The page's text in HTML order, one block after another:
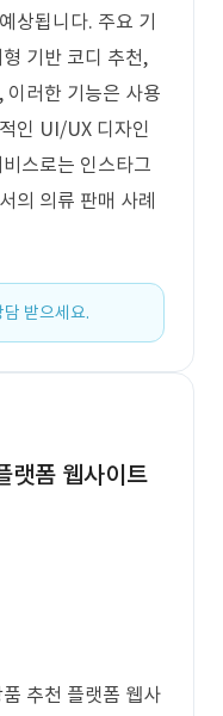
상됩니다. 주요 기
기반 코디 추천,
이러한 기능은 사용
인 UI/UX 디자인
스로는 인스타그
의 의류 판매 사례
받으세요.
랫폼 웹사이트
추천 플랫폼 웹사